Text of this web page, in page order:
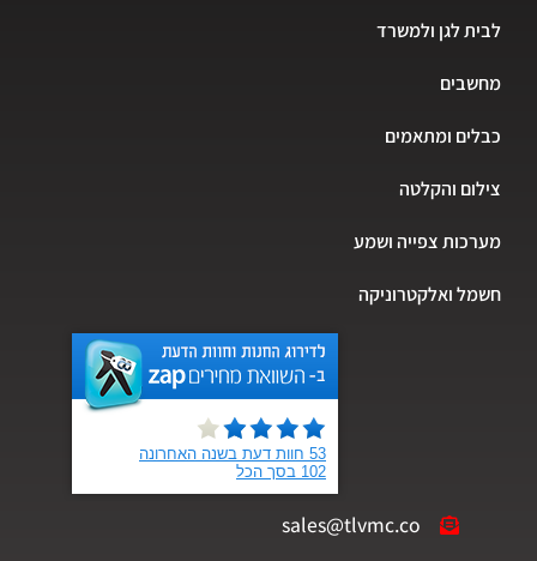
לבית לגן ולמשרד
מחשבים
כבלים ומתאמים
צילום והקלטה
מערכות צפייה ושמע
חשמל ואלקטרוניקה
sales@tlvmc.co